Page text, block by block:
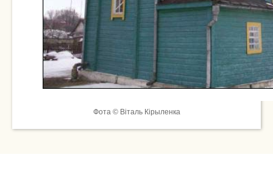
Фота © Віталь Кірыленка